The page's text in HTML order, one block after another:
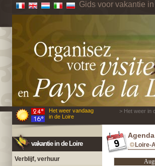
Gids voor vakantie
Het weer vandaag
in de Loire
> Het weer in
vakantie in de Loire
Verblijf, verhuur
Loire-